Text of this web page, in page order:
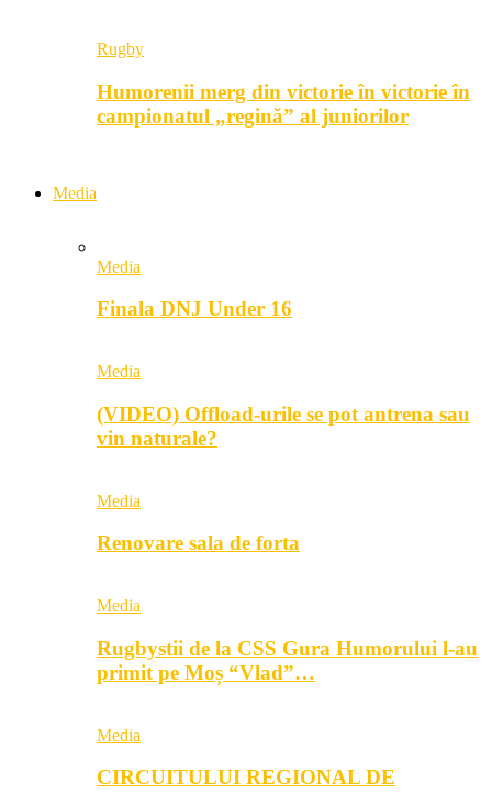
Rugby
Humorenii merg din victorie în victorie în
campionatul „regină” al juniorilor
Media
Media
Finala DNJ Under 16
Media
(VIDEO) Offload-urile se pot antrena sau
vin naturale?
Media
Renovare sala de forta
Media
Rugbystii de la CSS Gura Humorului l-au
primit pe Moș “Vlad”…
Media
CIRCUITULUI REGIONAL DE